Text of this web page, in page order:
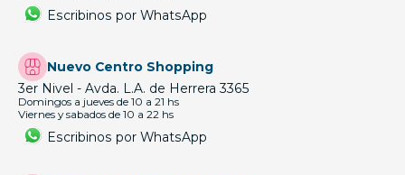
Escribinos por WhatsApp
Nuevo Centro Shopping
3er Nivel - Avda. L.A. de Herrera 3365
Domingos a jueves de 10 a 21 hs
Viernes y sabados de 10 a 22 hs
Escribinos por WhatsApp